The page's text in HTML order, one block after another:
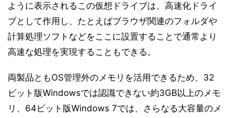
ように表示されるこの仮想ドライブは、高速化ドライ
ブとして作用し、たとえばブラウザ関連のフォルダや
計算処理ソフトなどをここに設置することで通常より
高速な処理を実現することもできる。
両製品ともOS管理外のメモリを活用できるため、32
ビット版Windowsでは認識できない約3GB以上のメモ
リ、64ビット版Windows 7では、さらなる大容量のメ